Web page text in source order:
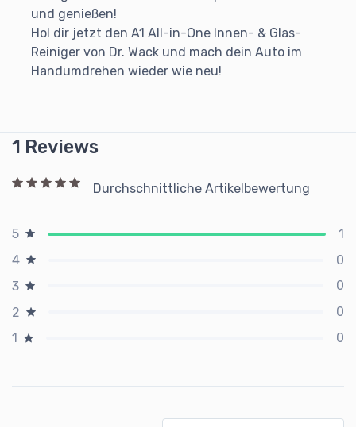
und genießen!
Hol dir jetzt den A1 All-in-One Innen- & Glas-
Reiniger von Dr. Wack und mach dein Auto im
Handumdrehen wieder wie neu!
1 Reviews
Durchschnittliche Artikelbewertung
5
1
4
0
3
0
2
0
1
0